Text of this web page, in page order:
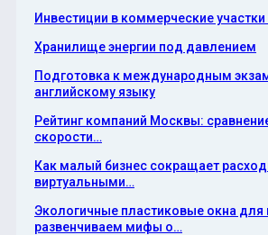
Инвестиции в коммерческие
Хранилище энергии под давлением
Подготовка к международным
английскому языку
Рейтинг компаний Москвы:
скорости…
Как малый бизнес сокращает
виртуальными…
Экологичные пластиковые окна для
развенчиваем мифы о…